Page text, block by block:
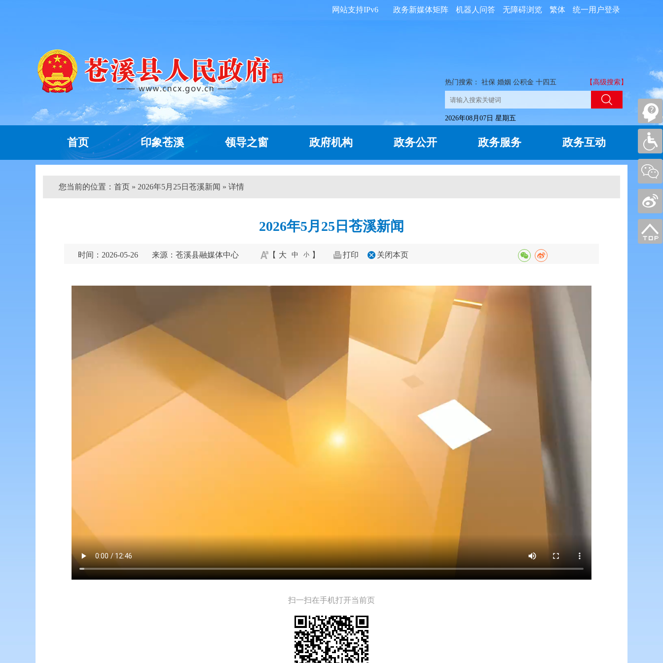
统一用户登录
繁体
无障碍浏览
机器人问答
政务新媒体矩阵
网站支持IPv6
热门搜索： 社保 婚姻 公积金 十四五 【高级搜索】
2026年08月07日 星期五
首页 印象苍溪 领导之窗 政府机构 政务公开 政务服务 政务互动
您当前的位置： 首页 » 2026年5月25日苍溪新闻 » 详情
2026年5月25日苍溪新闻
时间：2026-05-26 来源：苍溪县融媒体中心 【 大 中 小 】 打印 关闭本页
扫一扫在手机打开当前页